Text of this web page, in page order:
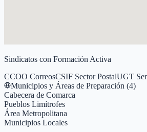
Sindicatos con Formación Activa
CCOO CorreosCSIF Sector PostalUGT
Municipios y Áreas de Preparación (4)
Cabecera de Comarca
Pueblos Limítrofes
Área Metropolitana
Municipios Locales